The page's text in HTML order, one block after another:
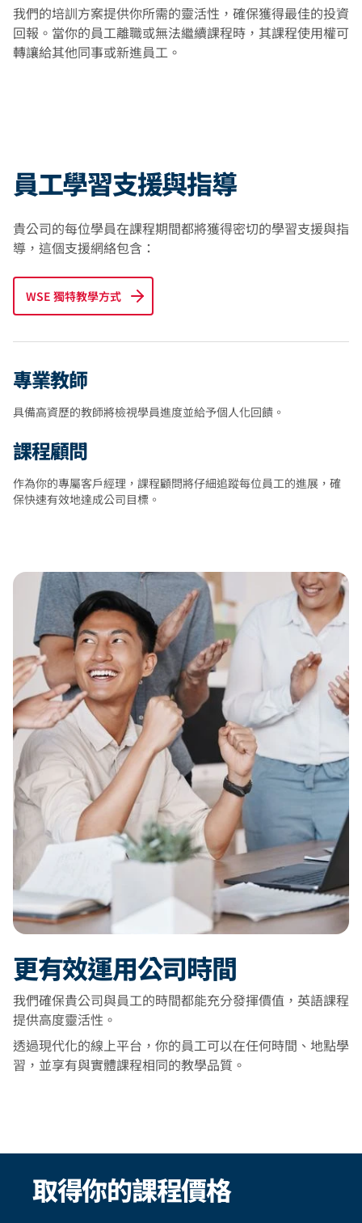
我們的培訓方案提供你所需的靈活性，確保獲得最佳的投資
回報。當你的員工離職或無法繼續課程時，其課程使用權可
轉讓給其他同事或新進員工。
員工學習支援與指導
貴公司的每位學員在課程期間都將獲得密切的學習支援與指
導，這個支援網絡包含：
WSE 獨特教學方式
專業教師
具備高資歷的教師將檢視學員進度並給予個人化回饋。
課程顧問
作為你的專屬客戶經理，課程顧問將仔細追蹤每位員工的進展，確
保快速有效地達成公司目標。
更有效運用公司時間
我們確保貴公司與員工的時間都能充分發揮價值，英語課程
提供高度靈活性。
透過現代化的線上平台，你的員工可以在任何時間、地點學
習，並享有與實體課程相同的教學品質。
取得你的課程價格